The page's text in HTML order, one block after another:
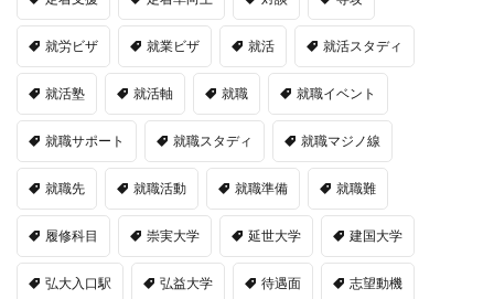
就労ビザ 就業ビザ 就活 就活スタディ
就活塾 就活軸 就職 就職イベント
就職サポート 就職スタディ 就職マジノ線
就職先 就職活動 就職準備 就職難
履修科目 崇実大学 延世大学 建国大学
弘大入口駅 弘益大学 待遇面 志望動機